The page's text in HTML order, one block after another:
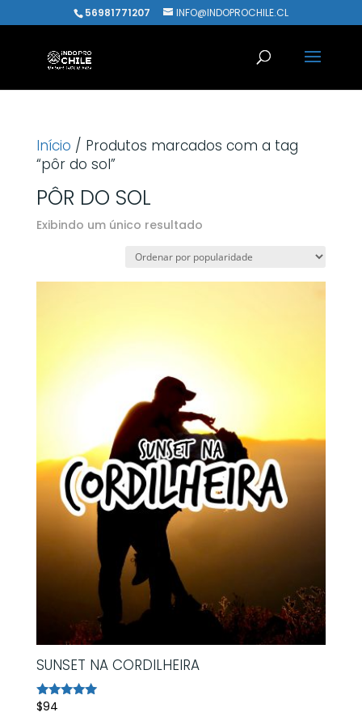
56981771207 INFO@INDOPROCHILE.CL
Início / Produtos marcados com a tag
“pôr do sol”
PÔR DO SOL
Exibindo um único resultado
SUNSET NA CORDILHEIRA
Avaliação
$94